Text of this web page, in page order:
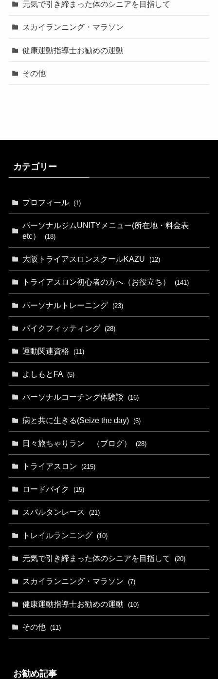
元気で引き締まった体のシニアを目指して
スカイランニング・マラソン
健康運動指導士お勧めの運動
その他
カテゴリー
プロフィール (1)
パーソナルジムUNITYメニュー(所在地・料金表
etc）
(18)
大阪トライアスロンスクールKAZU (12)
トライアスロン初心者の方へ（お役立ち） (141)
パーソナルトレーニング (23)
バイクフィッティング (28)
運動関連資格 (11)
よしもとFA (5)
パーソナルコーチング体験談 (16)
病と共に生きる(Seize the day) (6)
日々旅ちゃりラン （ブログ） (28)
トライアスロン (215)
ロードバイク (15)
スパルタンレース (21)
トレイルランニング (10)
元気で引き締まった体のシニアを目指して (20)
スカイランニング・マラソン (7)
健康運動指導士お勧めの運動 (10)
その他 (11)
お勧め記事